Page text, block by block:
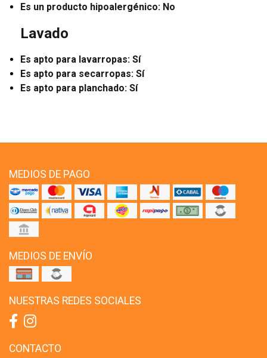
Es un producto hipoalergénico: No
Lavado
Es apto para lavarropas: Sí
Es apto para secarropas: Sí
Es apto para planchado: Sí
MEDIOS DE PAGO
MEDIOS DE ENVÍO
NUESTRAS REDES SOCIALES
CONTACTO